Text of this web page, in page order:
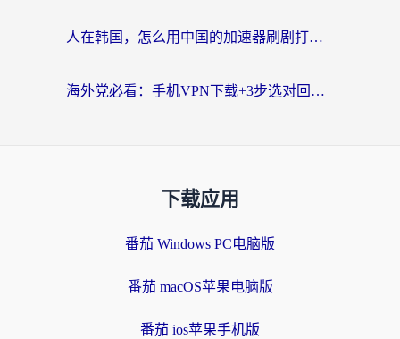
人在韩国，怎么用中国的加速器刷剧打游戏？这份真实体验指南给你答案
海外党必看：手机VPN下载+3步选对回国加速器，无缝刷国内资源不再愁
下载应用
番茄 Windows PC电脑版
番茄 macOS苹果电脑版
番茄 ios苹果手机版